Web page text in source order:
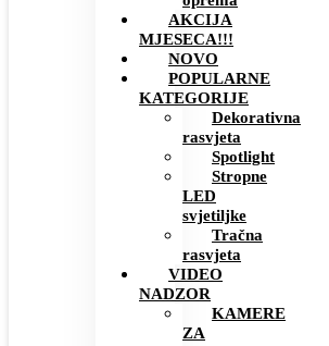
AKCIJA
MJESECA!!!
NOVO
POPULARNE
KATEGORIJE
Dekorativna
rasvjeta
Spotlight
Stropne
LED
svjetiljke
Tračna
rasvjeta
VIDEO
NADZOR
KAMERE
ZA